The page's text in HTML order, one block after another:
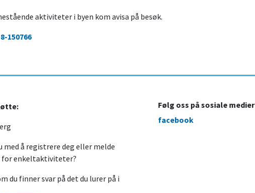
aktiviteter i byen kom avisa på besøk.
150766
med å registrere deg eller melde
for enkeltaktiviteter?
du finner svar på det du lurer på i
Følg oss på sosiale medier
facebook